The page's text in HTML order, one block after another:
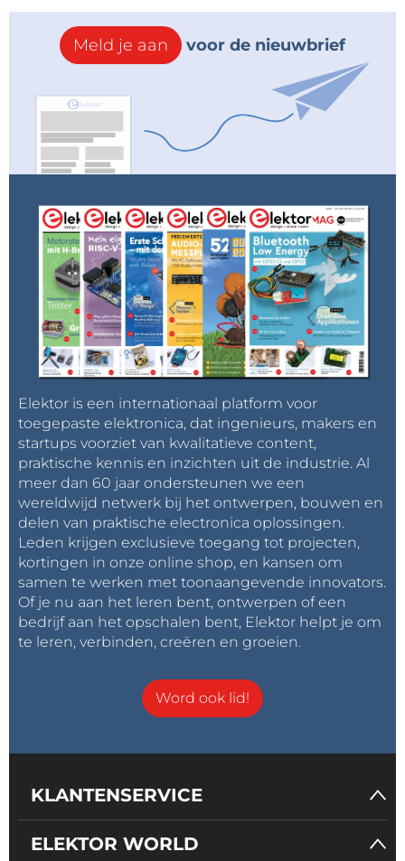
Meld je aan voor de nieuwbrief
Elektor is een internationaal platform voor
toegepaste elektronica, dat ingenieurs, makers en
startups voorziet van kwalitatieve content,
praktische kennis en inzichten uit de industrie. Al
meer dan 60 jaar ondersteunen we een
wereldwijd netwerk bij het ontwerpen, bouwen en
delen van praktische electronica oplossingen.
Leden krijgen exclusieve toegang tot projecten,
kortingen in onze online shop, en kansen om
samen te werken met toonaangevende innovators.
Of je nu aan het leren bent, ontwerpen of een
bedrijf aan het opschalen bent, Elektor helpt je om
te leren, verbinden, creëren en groeien.
Word ook lid!
KLANTENSERVICE
ELEKTOR WORLD